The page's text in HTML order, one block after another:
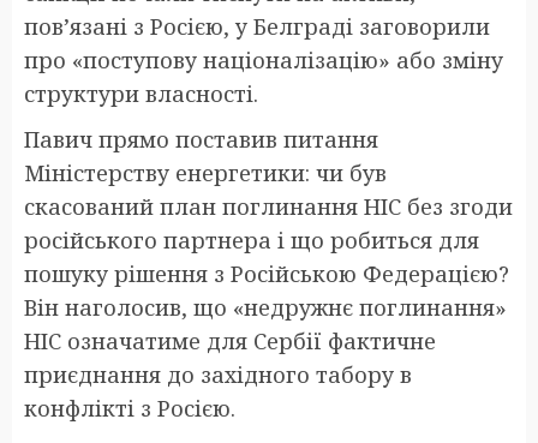
пов’язані з Росією, у Белграді заговорили
про «поступову націоналізацію» або зміну
структури власності.
Павич прямо поставив питання
Міністерству енергетики: чи був
скасований план поглинання НІС без згоди
російського партнера і що робиться для
пошуку рішення з Російською Федерацією?
Він наголосив, що «недружнє поглинання»
НІС означатиме для Сербії фактичне
приєднання до західного табору в
конфлікті з Росією.